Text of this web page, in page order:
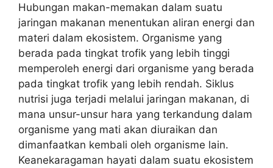
Hubungan makan-memakan dalam suatu
jaringan makanan menentukan aliran energi dan
materi dalam ekosistem. Organisme yang
berada pada tingkat trofik yang lebih tinggi
memperoleh energi dari organisme yang berada
pada tingkat trofik yang lebih rendah. Siklus
nutrisi juga terjadi melalui jaringan makanan, di
mana unsur-unsur hara yang terkandung dalam
organisme yang mati akan diuraikan dan
dimanfaatkan kembali oleh organisme lain.
Keanekaragaman hayati dalam suatu ekosistem